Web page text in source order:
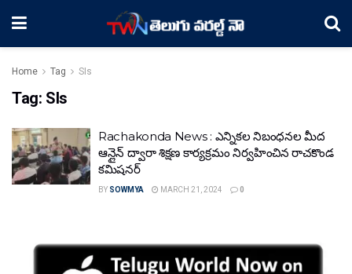
Home Tag SIs
Tag: SIs
Rachakonda News : ఎన్నికల నిబంధనల మీద
ఆన్లైన్ ద్వారా శిక్షణ కార్యక్రమం నిర్వహించిన రాచకొండ
కమిషనర్
BY SOWMYA MARCH 21, 2024 0